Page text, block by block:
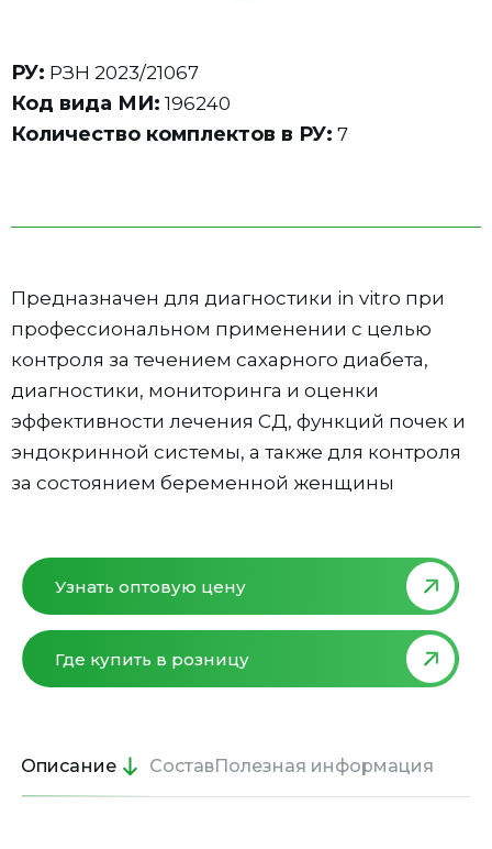
РУ: РЗН 2023/21067
Код вида МИ: 196240
Количество комплектов в РУ: 7
Предназначен для диагностики in vitro при
профессиональном применении с целью
контроля за течением сахарного диабета,
диагностики, мониторинга и оценки
эффективности лечения СД, функций почек и
эндокринной системы, а также для контроля
за состоянием беременной женщины
Узнать оптовую цену
Где купить в розницу
Описание СоставПолезная информация